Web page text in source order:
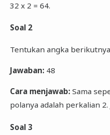
32 x 2 = 64.
Soal 2
Tentukan angka
Jawaban:48
Cara menjawab:Sama
polanya adalah perkalian 2.
Soal 3